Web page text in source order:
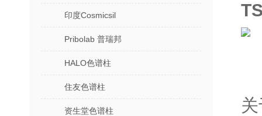
印度Cosmicsil
Pribolab 普瑞邦
HALO色谱柱
住友色谱柱
资生堂色谱柱